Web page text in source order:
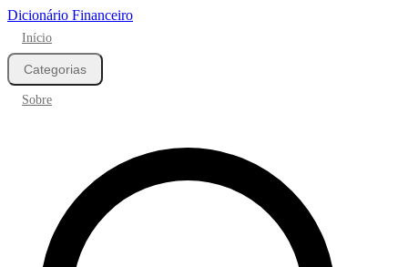
Dicionário Financeiro
Início
Categorias
Sobre